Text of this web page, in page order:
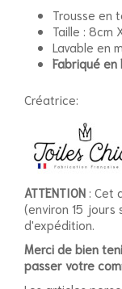
Trousse en
Taille : 8cm
Lavable en
Fabriqué en
Créatrice:
ATTENTION : Cet
(environ 15 jours
d'expédition.
Merci de bien
passer votre